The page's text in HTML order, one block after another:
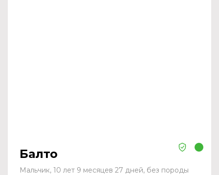
Балто
Мальчик, 10 лет 9 месяцев 27 дней, без породы